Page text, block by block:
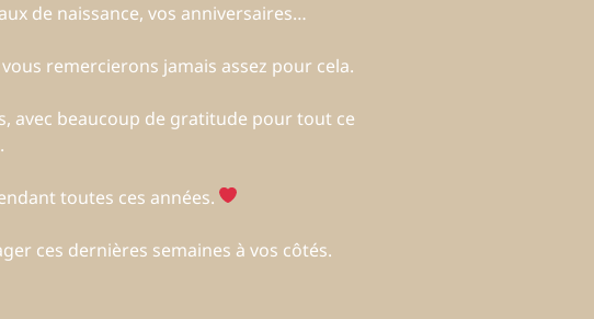
de naissance, vos anniversaires…
remercierons jamais assez pour cela.
avec beaucoup de gratitude pour tout ce
toutes ces années.
ces dernières semaines à vos côtés.